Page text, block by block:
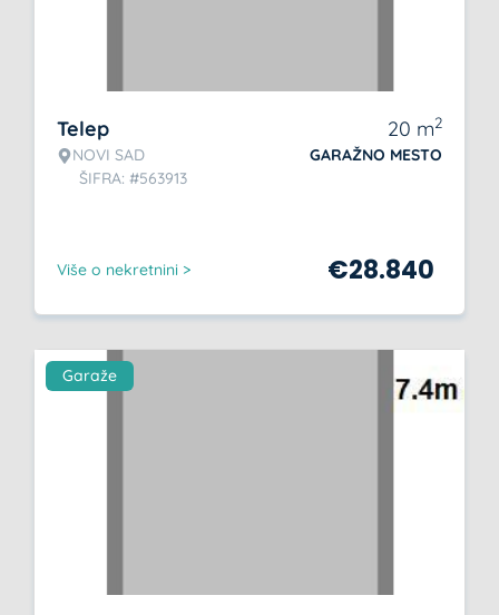
Telep
NOVI SAD
ŠIFRA: #563913
20 m2
GARAŽNO MESTO
Više o nekretnini > €28.840
Garaže